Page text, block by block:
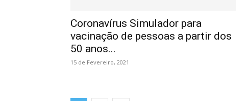
Coronavírus Simulador para
vacinação de pessoas a partir dos
50 anos...
15 de Fevereiro, 2021